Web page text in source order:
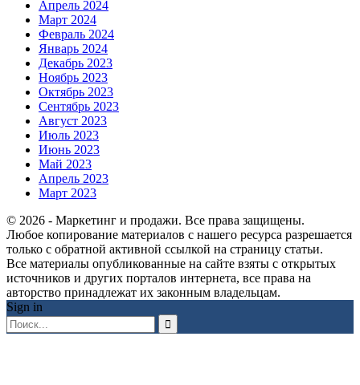
Апрель 2024
Март 2024
Февраль 2024
Январь 2024
Декабрь 2023
Ноябрь 2023
Октябрь 2023
Сентябрь 2023
Август 2023
Июль 2023
Июнь 2023
Май 2023
Апрель 2023
Март 2023
© 2026 - Маркетинг и продажи. Все права защищены.
Любое копирование материалов с нашего ресурса разрешается
только с обратной активной ссылкой на страницу статьи.
Все материалы опубликованные на сайте взяты с открытых
источников и других порталов интернета, все права на
авторство принадлежат их законным владельцам.
Sign in